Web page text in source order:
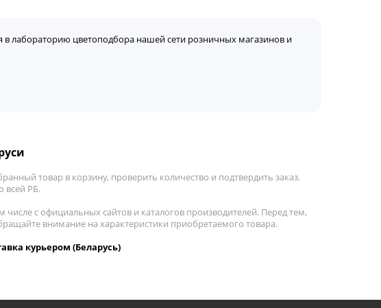
лабораторию цветоподбора нашей сети розничных магазинов и
товар в корзину, проверить количество и подтвердить заказ.
всей РБ.
с официальных сайтов и каталогов производителей. Перед тем,
внимание на характеристики приобретаемого товара.
курьером (Беларусь)